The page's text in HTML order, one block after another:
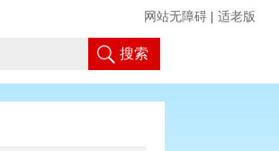
网站无障碍 适老版
搜索